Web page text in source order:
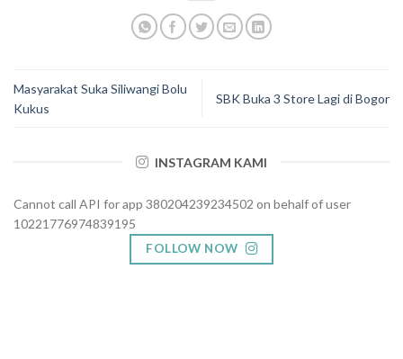
Masyarakat Suka Siliwangi Bolu
Kukus
SBK Buka 3 Store Lagi di Bogor
INSTAGRAM KAMI
Cannot call API for app 380204239234502 on behalf of user
10221776974839195
FOLLOW NOW